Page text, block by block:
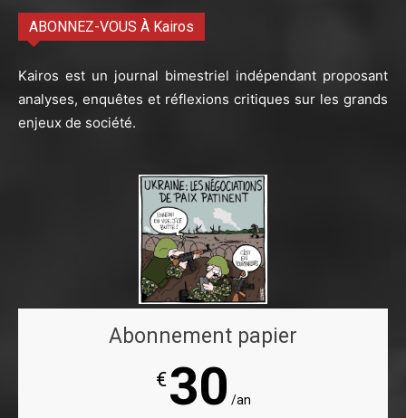
ABONNEZ-VOUS À Kairos
Kairos est un journal bimestriel indépendant proposant
analyses, enquêtes et réflexions critiques sur les grands
enjeux de société.
Abonnement papier
€30 /an